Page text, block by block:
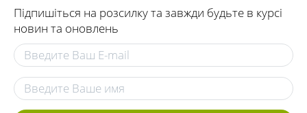
Підпишіться на розсилку та завжди будьте в курсі
новин та оновлень